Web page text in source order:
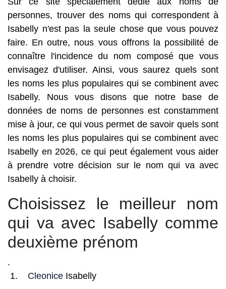
personnes, trouver des noms qui correspondent à
Isabelly n'est pas la seule chose que vous pouvez
faire. En outre, nous vous offrons la possibilité de
connaître l'incidence du nom composé que vous
envisagez d'utiliser. Ainsi, vous saurez quels sont
les noms les plus populaires qui se combinent avec
Isabelly. Nous vous disons que notre base de
données de noms de personnes est constamment
mise à jour, ce qui vous permet de savoir quels sont
les noms les plus populaires qui se combinent avec
Isabelly en 2026, ce qui peut également vous aider
à prendre votre décision sur le nom qui va avec
Isabelly à choisir.
Choisissez le meilleur nom
qui va avec Isabelly comme
deuxième prénom
.
Cleonice Isabelly